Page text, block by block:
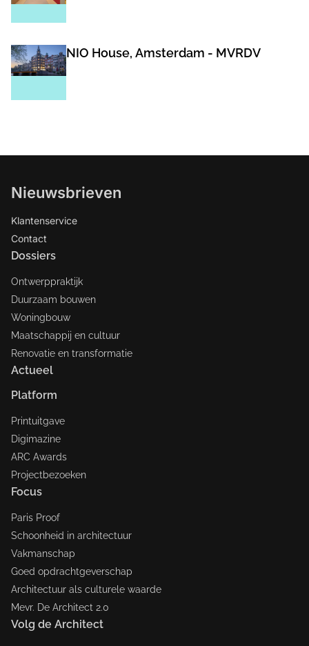
NIO House, Amsterdam - MVRDV
Nieuwsbrieven
Klantenservice
Contact
Dossiers
Ontwerppraktijk
Duurzaam bouwen
Woningbouw
Maatschappij en cultuur
Renovatie en transformatie
Actueel
Platform
Printuitgave
Digimazine
ARC Awards
Projectbezoeken
Focus
Paris Proof
Schoonheid in architectuur
Vakmanschap
Goed opdrachtgeverschap
Architectuur als culturele waarde
Mevr. De Architect 2.0
Volg de Architect